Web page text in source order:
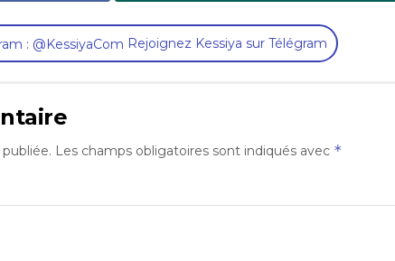
Rejoignez Kessiya sur Télégram
Les champs obligatoires sont indiqués avec *